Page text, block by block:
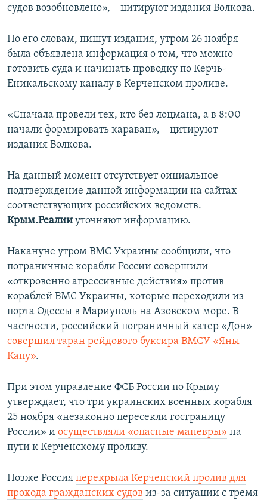
судов возобновлено», – цитируют издания Волкова.
По его словам, пишут издания, утром 26 ноября
была объявлена информация о том, что можно
готовить суда и начинать проводку по Керчь-
Еникальскому каналу в Керченском проливе.
«Сначала провели тех, кто без лоцмана, а в 8:00
начали формировать караван», – цитируют
издания Волкова.
На данный момент отсутствует оициальное
подтверждение данной информации на сайтах
соответствующих российских ведомств.
Крым.Реалии уточняют информацию.
Накануне утром ВМС Украины сообщили, что
пограничные корабли России совершили
«откровенно агрессивные действия» против
кораблей ВМС Украины, которые переходили из
порта Одессы в Мариуполь на Азовском море. В
частности, российский пограничный катер «Дон»
совершил таран рейдового буксира ВМСУ «Яны
Капу».
При этом управление ФСБ России по Крыму
утверждает, что три украинских военных корабля
25 ноября «незаконно пересекли госграницу
России» и осуществляли «опасные маневры» на
пути к Керченскому проливу.
Позже Россия перекрыла Керченский пролив для
прохода гражданских судов из-за ситуации с тремя